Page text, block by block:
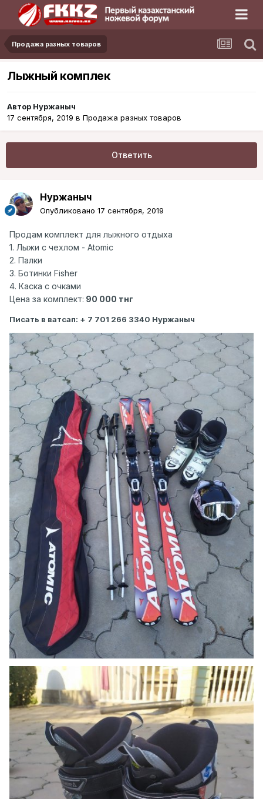
Продажа разных товаров
Лыжный комплек
Автор Нуржаныч
17 сентября, 2019 в Продажа разных товаров
Ответить
Нуржаныч
Опубликовано 17 сентября, 2019
Продам комплект для лыжного отдыха
1. Лыжи с чехлом - Atomic
2. Палки
3. Ботинки Fisher
4. Каска с очками
Цена за комплект: 90 000 тнг
Писать в ватсап: + 7 701 266 3340 Нуржаныч